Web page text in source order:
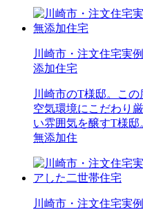
川崎市・注文住宅実
添加住宅
川崎市のT様邸。こ
空気環境にこだわり
い雰囲気を醸すT様
無添加住
川崎市・注文住宅実